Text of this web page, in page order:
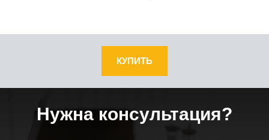
КУПИТЬ
Нужна консультация?